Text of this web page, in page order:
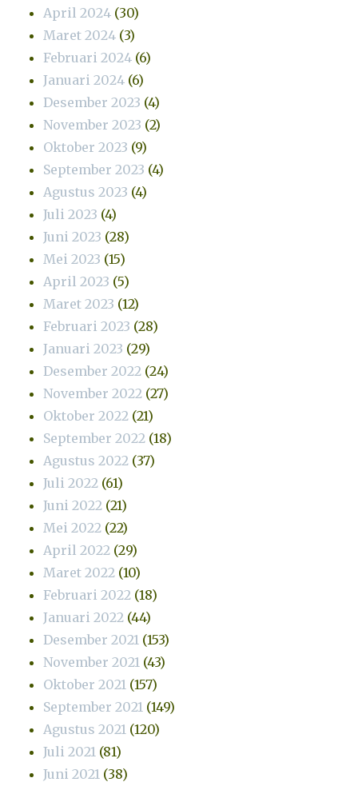
April 2024 (30)
Maret 2024 (3)
Februari 2024 (6)
Januari 2024 (6)
Desember 2023 (4)
November 2023 (2)
Oktober 2023 (9)
September 2023 (4)
Agustus 2023 (4)
Juli 2023 (4)
Juni 2023 (28)
Mei 2023 (15)
April 2023 (5)
Maret 2023 (12)
Februari 2023 (28)
Januari 2023 (29)
Desember 2022 (24)
November 2022 (27)
Oktober 2022 (21)
September 2022 (18)
Agustus 2022 (37)
Juli 2022 (61)
Juni 2022 (21)
Mei 2022 (22)
April 2022 (29)
Maret 2022 (10)
Februari 2022 (18)
Januari 2022 (44)
Desember 2021 (153)
November 2021 (43)
Oktober 2021 (157)
September 2021 (149)
Agustus 2021 (120)
Juli 2021 (81)
Juni 2021 (38)